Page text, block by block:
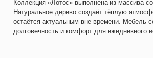
Коллекция «Лотос» выполнена из массива
Натуральное дерево создаёт тёплую
остаётся актуальным вне времени. Мебель
долговечность и комфорт для ежедневного